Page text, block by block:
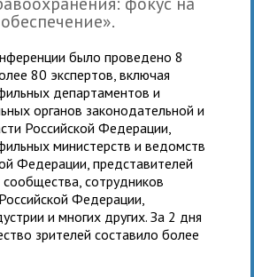
было проведено 8
80 экспертов, включая
департаментов и
органов законодательной и
Российской Федерации,
министерств и ведомств
Федерации, представителей
сообщества, сотрудников
Федерации,
и многих других. За 2 дня
зрителей составило более